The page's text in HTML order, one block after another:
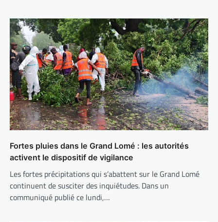
Fortes pluies dans le Grand Lomé : les autorités
activent le dispositif de vigilance
Les fortes précipitations qui s’abattent sur le Grand Lomé
continuent de susciter des inquiétudes. Dans un
communiqué publié ce lundi,…